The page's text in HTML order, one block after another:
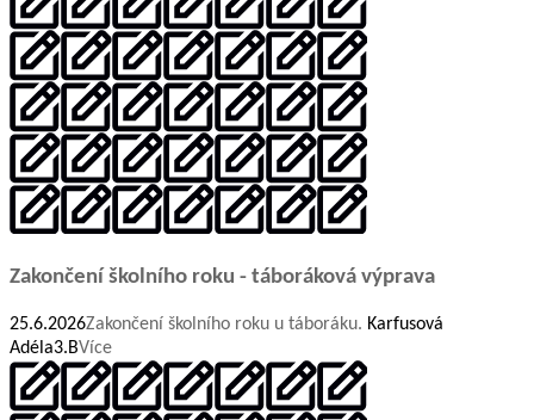
Zakončení školního roku - táboráková výprava
25.6.2026Zakončení školního roku u táboráku. Karfusová
Adéla3.BVíce